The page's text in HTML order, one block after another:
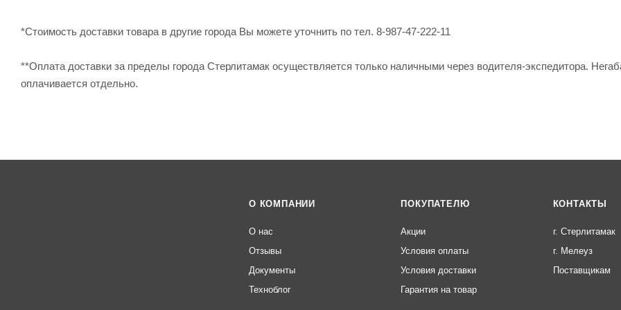
*Стоимость доставки товара в другие города Вы можете уточнить по тел. 8-987-47-222-11
**Оплата доставки за пределы города Стерлитамак осуществляется только наличными через водителя-экспедитора.
оплачивается отдельно.
О КОМПАНИИ
О нас
Отзывы
Документы
Техноблог
ПОКУПАТЕЛЮ
Акции
Условия оплаты
Условия доставки
Гарантия на товар
КОНТАКТЫ
г. Стерлитамак
г. Мелеуз
Поставщикам